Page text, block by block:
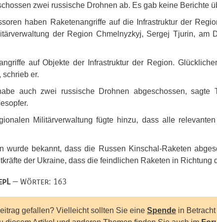
zwei russische Drohnen ab. Es gab keine Berichte
haben Raketenangriffe auf die Infrastruktur der
der Region Chmelnyzkyj, Sergej Tjurin, am
auf Objekte der Infrastruktur der Region.
schrieb er.
auch zwei russische Drohnen abgeschossen,
Militärverwaltung fügte hinzu, dass alle
wurde bekannt, dass die Russen Kinschal-Raketen
der Ukraine, dass die feindlichen Raketen in Richtung
— Wörter: 163
gefallen? Vielleicht sollten Sie eine Spende in